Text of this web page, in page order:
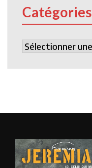
Catégories
Catégories